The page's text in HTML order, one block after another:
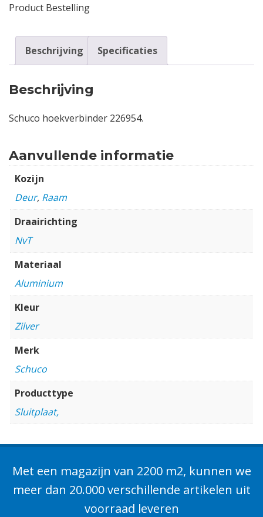
Product Bestelling
Beschrijving Specificaties
Beschrijving
Schuco hoekverbinder 226954.
Aanvullende informatie
Kozijn
Deur, Raam
Draairichting
NvT
Materiaal
Aluminium
Kleur
Zilver
Merk
Schuco
Producttype
Sluitplaat,
Met een magazijn van 2200 m2, kunnen we
meer dan 20.000 verschillende artikelen uit
voorraad leveren